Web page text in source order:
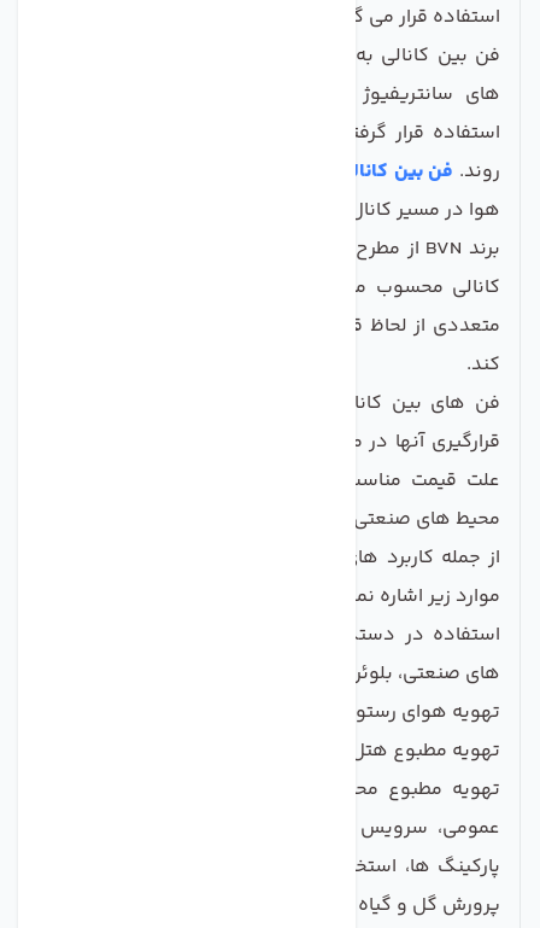
استفاده قرار می گیرد.
فن بین کانالی به دلیل فضای کم تری که نسبت به فن
های سانتریفیوژ صنعتی اشغال می کند، بسیار مورد
استفاده قرار گرفته اند و می توانند به جای آنها به کار
روند. فن بین کانالی
هوا در مسیر کانال و داکت های انتقال هوا می باشد
برند BVN از مطرح ترین تولیدکنندگان انواع فن های بین
کانالی محسوب می شود که این محصولات را در انواع
متعددی از لحاظ قطر مقطع، توان و دور موتور تولید می
کند.
فن های بین کانالی از آنجا که حجم کمی دارند و نوع
قرارگیری آنها در مسیر کانال مناسب بوده و همچنین به
علت قیمت مناسب آن گزینه مناسبی برای استفاده در
محیط های صنعتی و خانه ها می باشند.
از جمله کاربرد های انواع فن های بین کانالی میتوان به
موارد زیر اشاره نمود:
استفاده در دستگاه های مختلف صنعتی از جمله هود
های صنعتی، بلوئر ها و مکنده ها
تهویه هوای رستوران ها و محیط های صنعتی
تهویه مطبوع هتل ها
تهویه مطبوع محیط های مختلف مسکونی، مکان های
عمومی، سرویس های بهداشتی، اماکن پر رفت و آمد،
پارکینگ ها، استخرها، محیط های گلخانه ها و اتاق های
پرورش گل و گیاه و...